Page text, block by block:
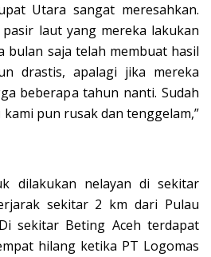
Utara sangat meresahkan.
laut yang mereka lakukan
bulan saja telah membuat hasil
drastis, apalagi jika mereka
beberapa tahun nanti. Sudah
pun rusak dan tenggelam,”
dilakukan nelayan di sekitar
sekitar 2 km dari Pulau
sekitar Beting Aceh terdapat
hilang ketika PT Logomas